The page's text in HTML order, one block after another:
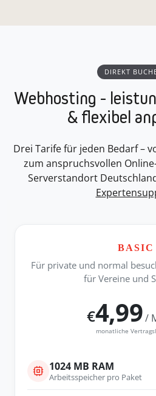
DIREKT
Webhosting -
& flexibel
Drei Tarife für jeden Bedarf –
zum anspruchsvollen
Serverstandort
BASIC
Für private und normal
für Vereine und
€4,99/
monatliche
1024 MB RAM
Arbeitsspeicher pro Paket